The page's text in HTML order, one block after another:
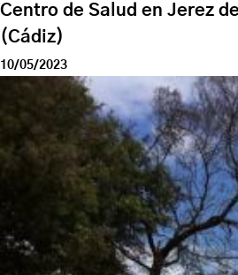
Centro de Salud en Jerez
(Cádiz)
10/05/2023